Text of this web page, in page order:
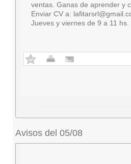
ventas. Ganas de aprender y
Enviar CV a:
Jueves y viernes de 9 a 11
Avisos del 05/08